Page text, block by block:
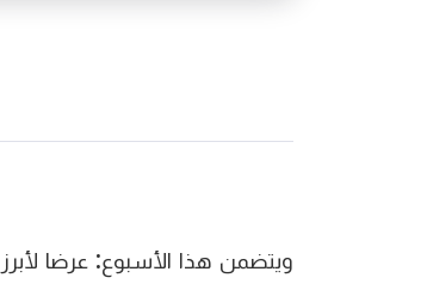
ويتضمن هذا الأسبوع: عرضا